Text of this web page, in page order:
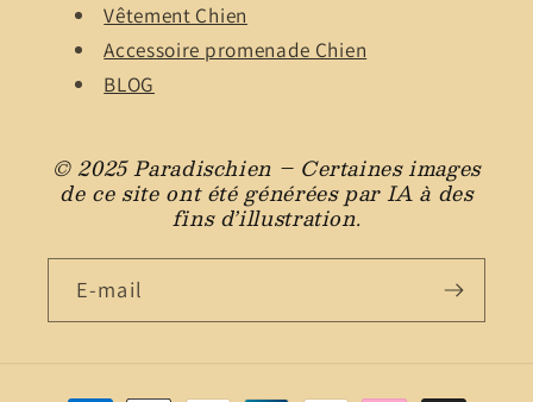
Vêtement Chien
Accessoire promenade Chien
BLOG
© 2025 Paradischien – Certaines images
de ce site ont été générées par IA à des
fins d’illustration.
E-mail